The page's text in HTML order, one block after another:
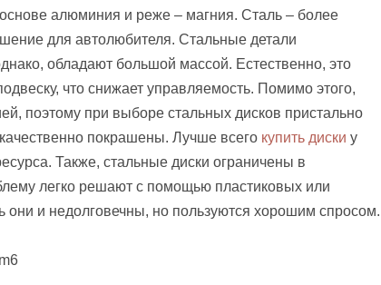
алюминия и реже – магния. Сталь – более
для автолюбителя. Стальные детали
обладают большой массой. Естественно, это
что снижает управляемость. Помимо этого,
поэтому при выборе стальных дисков пристально
покрашены. Лучше всего купить диски у
Также, стальные диски ограничены в
легко решают с помощью пластиковых или
они и недолговечны, но пользуются хорошим спросом.